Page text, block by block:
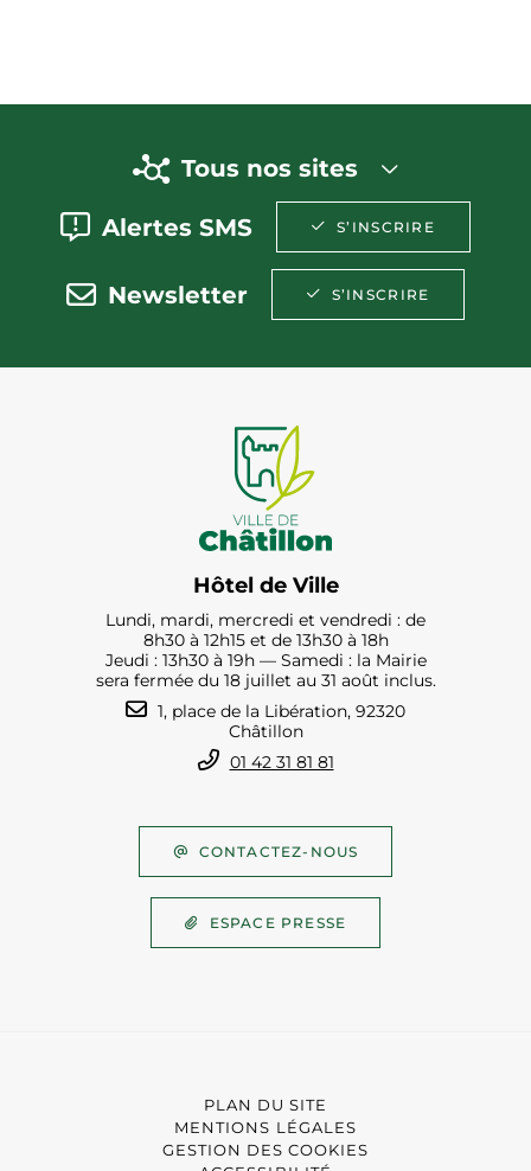
Tous nos sites
Alertes SMS S’INSCRIRE
Newsletter S’INSCRIRE
Hôtel de Ville
Lundi, mardi, mercredi et vendredi : de
8h30 à 12h15 et de 13h30 à 18h
Jeudi : 13h30 à 19h — Samedi : la Mairie
sera fermée du 18 juillet au 31 août inclus.
1, place de la Libération, 92320
Châtillon
01 42 31 81 81
CONTACTEZ-NOUS
ESPACE PRESSE
PLAN DU SITE
MENTIONS LÉGALES
GESTION DES COOKIES